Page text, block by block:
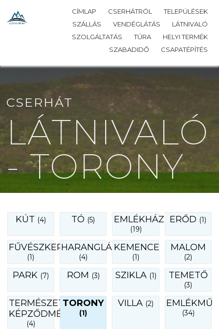
CÍMLAP CSERHÁTRÓL
TELEPÜLÉSEK
SZÁLLÁS
VENDÉGLÁTÁS
LÁTNIVALÓ
SZOLGÁLTATÁS
TÚRA
HELYI TERMÉK
SZABADIDŐ
CSAPATÉPÍTÉS
CSERHÁT
LÁTNIVALÓ
- TORONY
KÚT (4) TÓ (5) EMLÉKHÁZ
(19)
ERŐD (1)
FŰVÉSZKERT
(1)
HARANGLÁB
(4)
KEMENCE
(1)
MALOM
(2)
PARK (7) ROM (3) SZIKLA (1) TEMETŐ
(3)
TERMÉSZETI
KÉPZŐDMÉNY
(4)
TORONY
(1)
VILLA (2) EMLÉKMŰ
(34)